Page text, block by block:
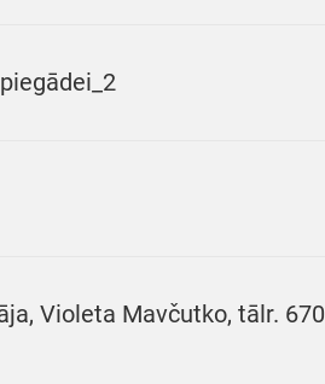
Violeta Mavčutko, tālr.